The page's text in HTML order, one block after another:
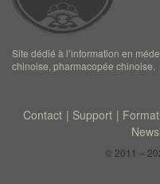
Site dédié à l’information en
chinoise, pharmacopée chinoise.
Contact Support
© 2011 –